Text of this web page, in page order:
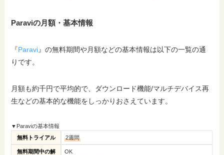
Paraviの月額・基本情報
『Paravi』の無料期間や月額などの基本情報は以下の一覧の通
りです。
月額も約千円で平均的で、ダウンロード機能/マルチデバイス再
生などの基本的な機能をしっかりおさえています。
▼Paraviの基本情報
無料トライアル
2週間
無料期間中の解
OK